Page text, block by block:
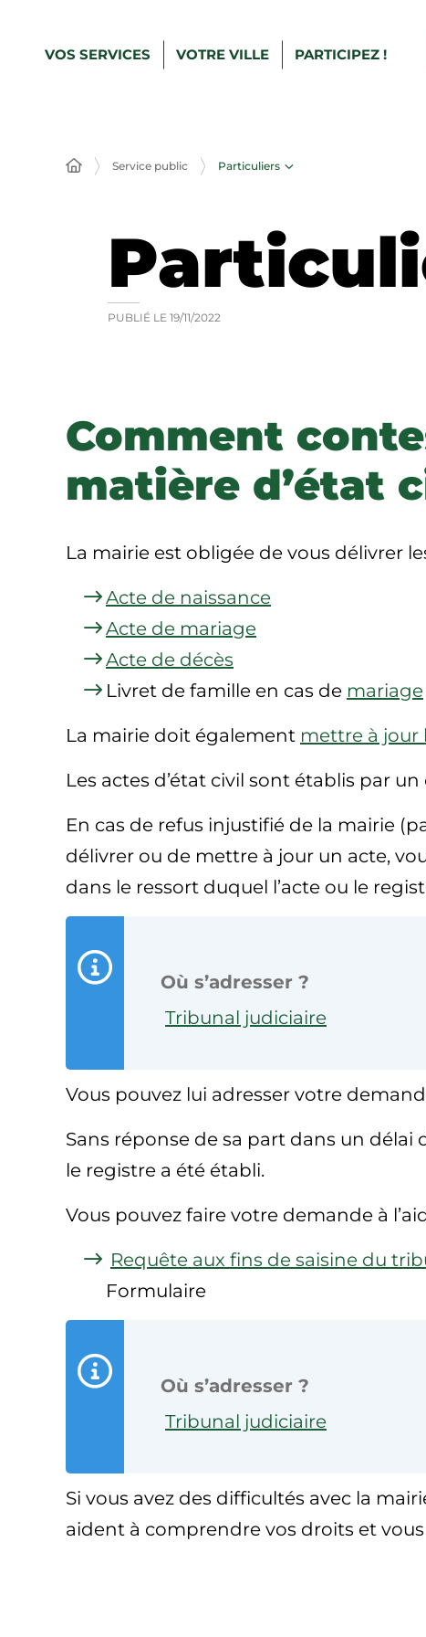
VOS SERVICES VOTRE VILLE PARTICIPEZ !
Service public Particuliers
PUBLIÉ LE 19/11/2022
Comment
matière d’état
La mairie est obligée de vous délivrer
Acte de naissance
Acte de mariage
Acte de décès
Livret de famille en cas de mariage
La mairie doit également mettre à jour
Les actes d’état civil sont établis par un
En cas de refus injustifié de la mairie
délivrer ou de mettre à jour un acte,
dans le ressort duquel l’acte ou le
Où s’adresser ?
Tribunal judiciaire
Vous pouvez lui adresser votre
Sans réponse de sa part dans un délai
le registre a été établi.
Vous pouvez faire votre demande à
Requête aux fins de saisine du
Formulaire
Où s’adresser ?
Tribunal judiciaire
Si vous avez des difficultés avec la
aident à comprendre vos droits et